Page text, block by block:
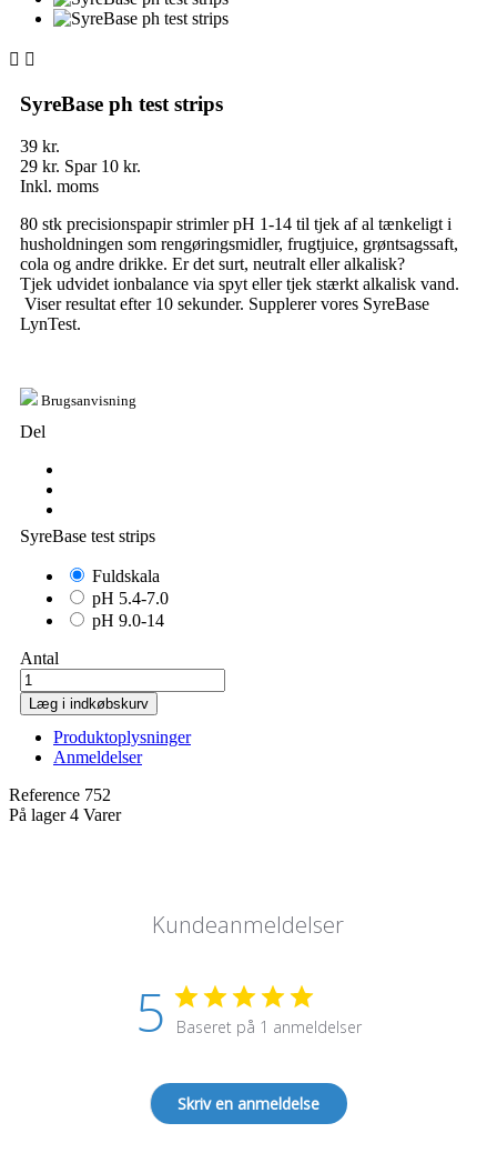
 
SyreBase ph test strips
39 kr.
29 kr. Spar 10 kr.
Inkl. moms
80 stk precisionspapir strimler pH 1-14 til tjek af al tænkeligt i
husholdningen som rengøringsmidler, frugtjuice, grøntsagssaft,
cola og andre drikke. Er det surt, neutralt eller alkalisk?
Tjek udvidet ionbalance via spyt eller tjek stærkt alkalisk vand.
Viser resultat efter 10 sekunder. Supplerer vores SyreBase
LynTest.
Brugsanvisning
Del
SyreBase test strips
Fuldskala
pH 5.4-7.0
pH 9.0-14
Antal
Læg i indkøbskurv
Produktoplysninger
Anmeldelser
Reference 752
På lager 4 Varer
Kundeanmeldelser
5 Baseret på 1 anmeldelser
Skriv en anmeldelse